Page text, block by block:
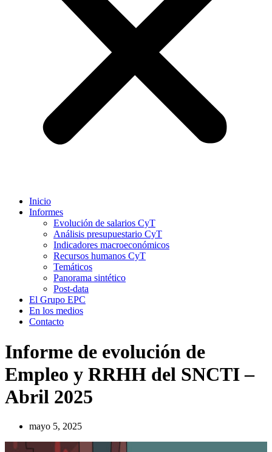
Inicio
Informes
Evolución de salarios CyT
Análisis presupuestario CyT
Indicadores macroeconómicos
Recursos humanos CyT
Temáticos
Panorama sintético
Post-data
El Grupo EPC
En los medios
Contacto
Informe de evolución de
Empleo y RRHH del SNCTI –
Abril 2025
mayo 5, 2025